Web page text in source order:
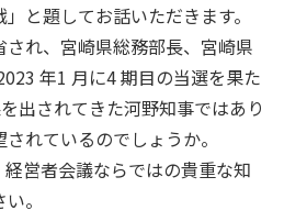
と題してお話いただきます。
れ、宮崎県総務部長、宮崎県
年1 月に4 期目の当選を果た
出されてきた河野知事ではあり
れているのでしょうか。
営者会議ならではの貴重な知
。